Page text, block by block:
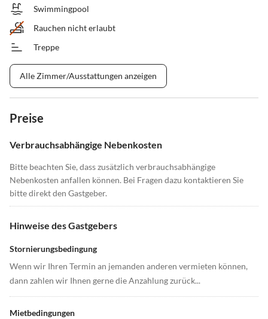
Swimmingpool
Rauchen nicht erlaubt
Treppe
Alle Zimmer/Ausstattungen anzeigen
Preise
Verbrauchsabhängige Nebenkosten
Bitte beachten Sie, dass zusätzlich verbrauchsabhängige
Nebenkosten anfallen können. Bei Fragen dazu kontaktieren Sie
bitte direkt den Gastgeber.
Hinweise des Gastgebers
Stornierungsbedingung
Wenn wir Ihren Termin an jemanden anderen vermieten können,
dann zahlen wir Ihnen gerne die Anzahlung zurück...
Mietbedingungen